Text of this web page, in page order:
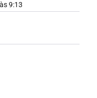
9:13